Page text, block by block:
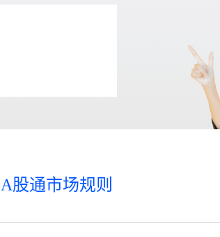
A股通市场规则